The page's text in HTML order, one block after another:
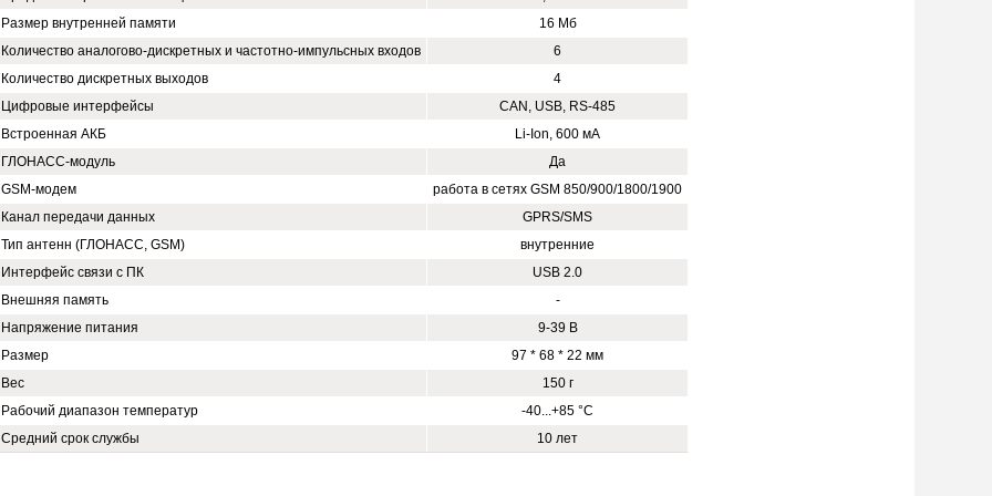
Размер внутренней памяти
16 Мб
Количество аналогово-дискретных и частотно-импульсных входов
6
Количество дискретных выходов
4
Цифровые интерфейсы
CAN, USB, RS-485
Встроенная АКБ
Li-Ion, 600 мА
ГЛОНАСС-модуль
Да
GSM-модем
работа в сетях GSM 850/900/1800/1900
Канал передачи данных
GPRS/SMS
Тип антенн (ГЛОНАСС, GSM)
внутренние
Интерфейс связи с ПК
USB 2.0
Внешняя память
-
Напряжение питания
9-39 В
Размер
97 * 68 * 22 мм
Вес
150 г
Рабочий диапазон температур
-40...+85 °C
Средний срок службы
10 лет